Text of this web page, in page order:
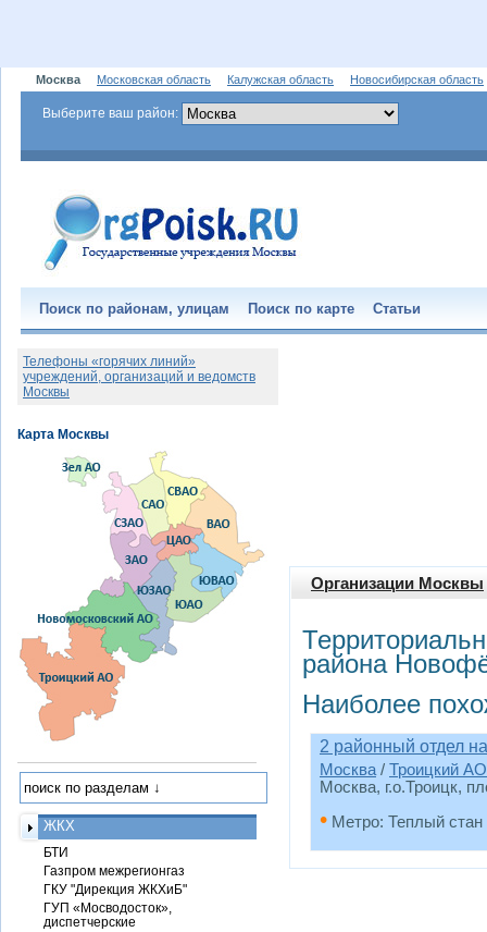
Москва Московская область Калужская область Новосибирская область
Выберите ваш район:
Поиск по районам, улицам Поиск по карте Статьи
Организации Москвы
района
Наиболее
2 районный отдел
Москва / Троицкий АО
Москва, г.о.Троицк,
• Метро: Теплый стан
Телефоны «горячих линий»
учреждений, организаций и ведомств
Москвы
ЖКХ
БТИ
Газпром межрегионгаз
ГКУ "Дирекция ЖКХиБ"
ГУП «Мосводосток»,
диспетчерские